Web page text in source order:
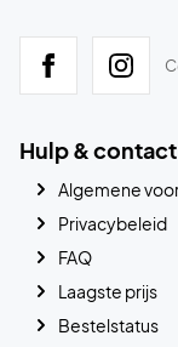
Hulp & contact
Algemene
Privacybeleid
FAQ
Laagste prijs
Bestelstatus